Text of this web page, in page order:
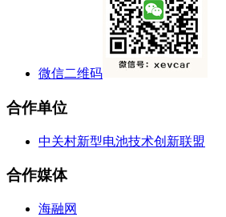
微信二维码
合作单位
中关村新型电池技术创新联盟
合作媒体
海融网